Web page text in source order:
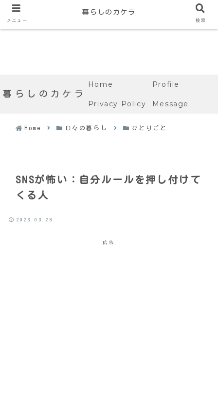
暮らしのカケラ
Home Profile
Privacy Policy Message
Home 日々の暮らし ひとりごと
SNSが怖い：自分ルールを押し付けて
くる人
2023.03.28
広告
メニュー
暮らしのカケラ
検索